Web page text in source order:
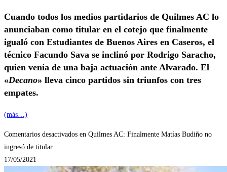
Cuando todos los medios partidarios de Quilmes AC lo
anunciaban como titular en el cotejo que finalmente
igualó con Estudiantes de Buenos Aires en Caseros, el
técnico Facundo Sava se inclinó por Rodrigo Saracho,
quien venía de una baja actuación ante Alvarado. El
«Decano» lleva cinco partidos sin triunfos con tres
empates.
(más…)
Comentarios desactivados en Quilmes AC: Finalmente Matías Budiño no
ingresó de titular
17/05/2021